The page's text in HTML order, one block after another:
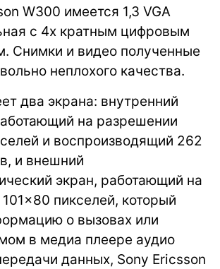
W300 имеется 1,3 VGA
с 4х кратным цифровым
Снимки и видео полученные
неплохого качества.
два экрана: внутренний
на разрешении
и воспроизводящий 262
и внешний
экран, работающий на
пикселей, который
о вызовах или
в медиа плеере аудио
данных, Sony Ericsson